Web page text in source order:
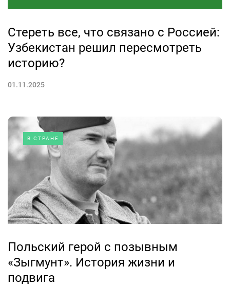
Стереть все, что связано с Россией:
Узбекистан решил пересмотреть
историю?
01.11.2025
В СТРАНЕ
Польский герой с позывным
«Зыгмунт». История жизни и
подвига